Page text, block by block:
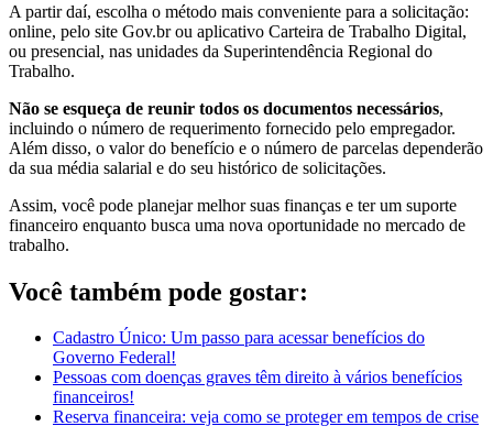
A partir daí, escolha o método mais conveniente para a solicitação:
online, pelo site Gov.br ou aplicativo Carteira de Trabalho Digital,
ou presencial, nas unidades da Superintendência Regional do
Trabalho.
Não se esqueça de reunir todos os documentos necessários,
incluindo o número de requerimento fornecido pelo empregador.
Além disso, o valor do benefício e o número de parcelas dependerão
da sua média salarial e do seu histórico de solicitações.
Assim, você pode planejar melhor suas finanças e ter um suporte
financeiro enquanto busca uma nova oportunidade no mercado de
trabalho.
Você também pode gostar:
Cadastro Único: Um passo para acessar benefícios do
Governo Federal!
Pessoas com doenças graves têm direito à vários benefícios
financeiros!
Reserva financeira: veja como se proteger em tempos de crise